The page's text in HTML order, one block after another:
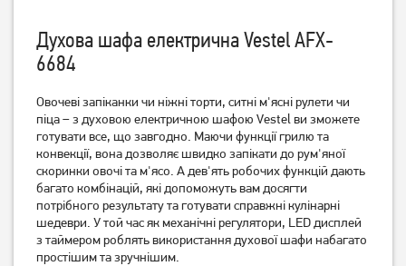
Духова шафа Gorenje BO
6737 E02X
16 699грн
13 599грн
Духова шафа Gorenje BOS
6737 E20FBG
19 799грн
Духова шафа електрична Vestel AFX-
6684
Овочеві запіканки чи ніжні торти, ситні м'ясні рулети чи
піца – з духовою електричною шафою Vestel ви зможете
готувати все, що завгодно. Маючи функції грилю та
конвекції, вона дозволяє швидко запікати до рум'яної
скоринки овочі та м'ясо. А дев'ять робочих функцій дають
багато комбінацій, які допоможуть вам досягти
потрібного результату та готувати справжні кулінарні
шедеври. У той час як механічні регулятори, LED дисплей
з таймером роблять використання духової шафи набагато
простішим та зручнішим.